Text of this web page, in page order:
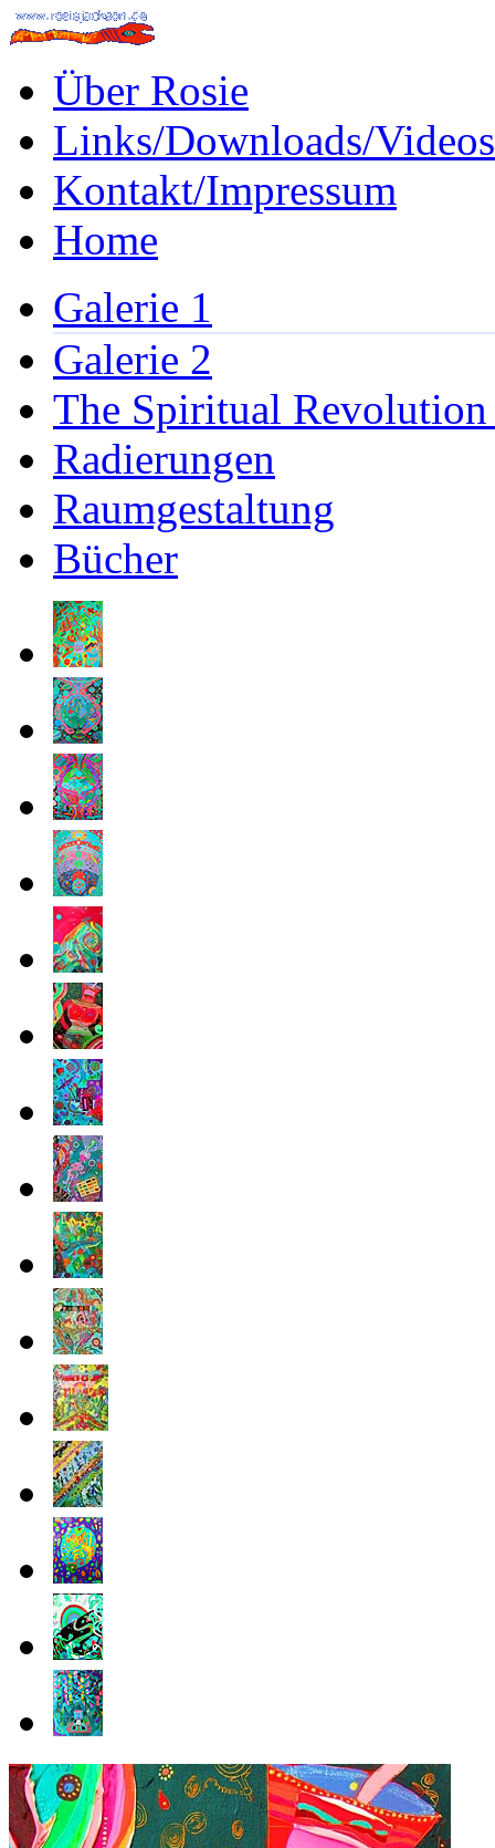
Über Rosie
Links/Downloads/Videos
Kontakt/Impressum
Home
Galerie 1
Galerie 2
The Spiritual
Radierungen
Raumgestaltung
Bücher